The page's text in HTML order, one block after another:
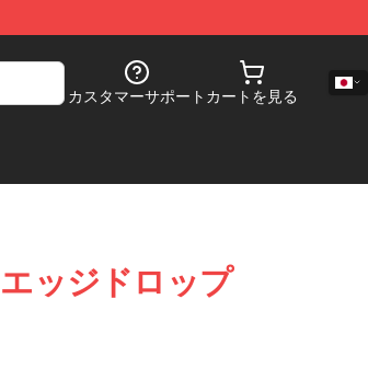
カスタマーサポート カートを見る
ッジドロップ